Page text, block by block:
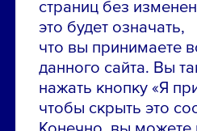
страниц без
это будет означать,
что вы принимаете
данного сайта. Вы
нажать кнопку «Я
чтобы скрыть это
Сообщить об ошибке на сайте
ПАО «ГМК «Норильский
Использование
без согласования
Российская Федерация,
Красногвардейский проезд.,